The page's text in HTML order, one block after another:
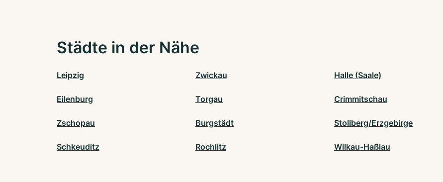
Städte in der Nähe
Leipzig Zwickau Halle (Saale)
Eilenburg Torgau Crimmitschau
Zschopau Burgstädt Stollberg/Erzgebirge
Schkeuditz Rochlitz Wilkau-Haßlau